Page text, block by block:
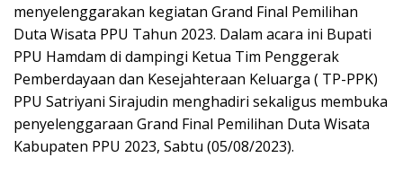
menyelenggarakan kegiatan Grand Final Pemilihan
Duta Wisata PPU Tahun 2023. Dalam acara ini Bupati
PPU Hamdam di dampingi Ketua Tim Penggerak
Pemberdayaan dan Kesejahteraan Keluarga ( TP-PPK)
PPU Satriyani Sirajudin menghadiri sekaligus membuka
penyelenggaraan Grand Final Pemilihan Duta Wisata
Kabupaten PPU 2023, Sabtu (05/08/2023).